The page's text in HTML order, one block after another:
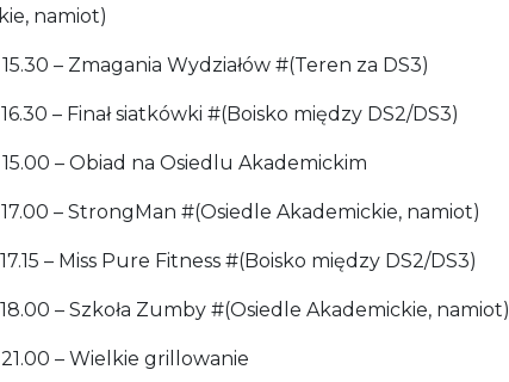
namiot)
– Zmagania Wydziałów #(Teren za DS3)
– Finał siatkówki #(Boisko między DS2/DS3)
– Obiad na Osiedlu Akademickim
– StrongMan #(Osiedle Akademickie, namiot)
– Miss Pure Fitness #(Boisko między DS2/DS3)
– Szkoła Zumby #(Osiedle Akademickie, namiot)
– Wielkie grillowanie